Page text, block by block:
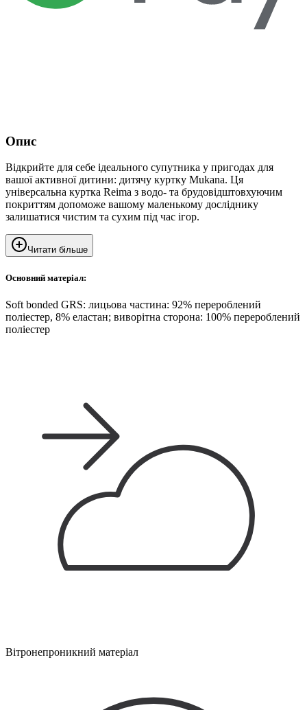
Опис
Відкрийте для себе ідеального супутника у пригодах для
вашої активної дитини: дитячу куртку Mukana. Ця
універсальна куртка Reima з водо- та брудовідштовхуючим
покриттям допоможе вашому маленькому досліднику
залишатися чистим та сухим під час ігор.
Читати більше
Основний матеріал:
Soft bonded GRS: лицьова частина: 92% перероблений
поліестер, 8% еластан; виворітна сторона: 100% перероблений
поліестер
Вітронепроникний матеріал